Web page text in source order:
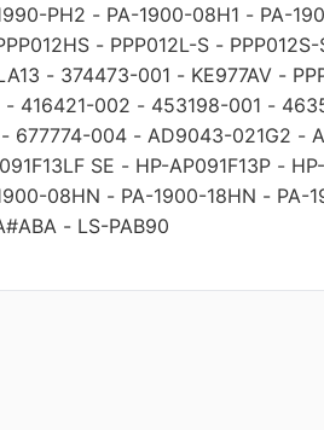
PH2 - PA-1900-08H1 - PA-
- PPP012L-S - PPP012S-
- 374473-001 - KE977AV -
- 416421-002 - 453198-001 -
- 677774-004 - AD9043-021G2 -
SE - HP-AP091F13P -
08HN - PA-1900-18HN - PA-
- LS-PAB90